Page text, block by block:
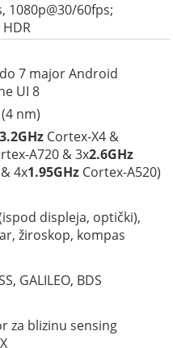
1080p@30/60fps;
7 major Android
UI 8
nm)
3.2GHz Cortex-X4 &
A720 & 3x2.6GHz
4x1.95GHz Cortex-A520)
displeja, optički),
žiroskop, kompas
GALILEO, BDS
za blizinu sensing